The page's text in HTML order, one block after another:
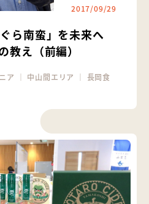
2017/09/29
ら南蛮」を未来へ
え（前編）
ア ｜ 中山間エリア ｜ 長岡食